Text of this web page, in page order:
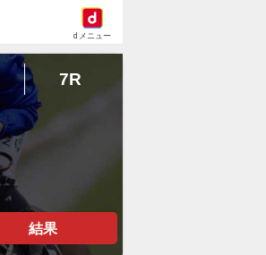
dメニュー
7R
結果